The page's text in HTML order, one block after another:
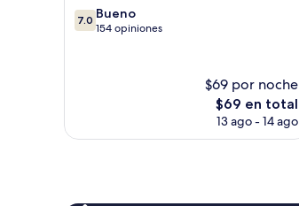
7.0
de
7.0 Bueno
154 opiniones
$69 por noche
El
precio
$69 en total
13 ago - 14 ago